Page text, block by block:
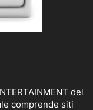
del
comprende siti